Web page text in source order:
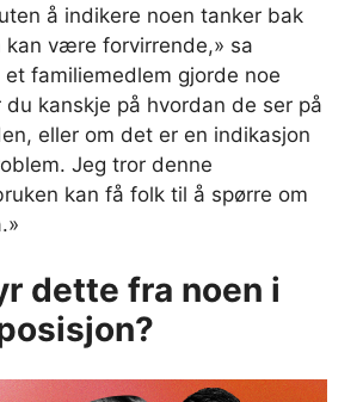
å indikere noen tanker bak
kan være forvirrende,» sa
et familiemedlem gjorde noe
du kanskje på hvordan de ser på
eller om det er en indikasjon
Jeg tror denne
kan få folk til å spørre om
dette fra noen i